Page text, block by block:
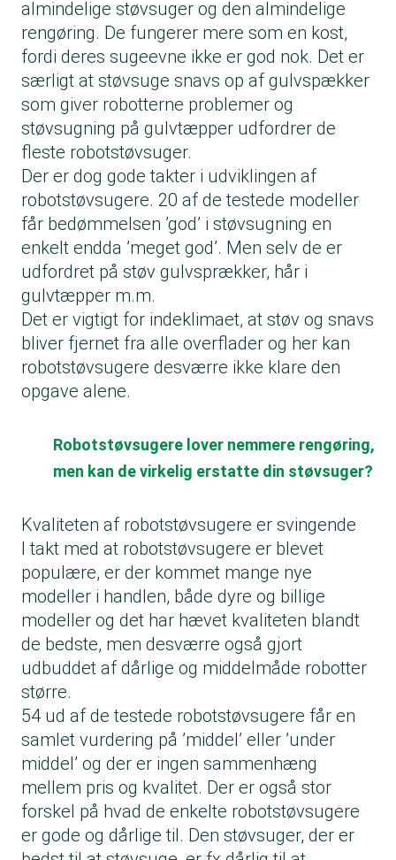
almindelige støvsuger og den almindelige
rengøring. De fungerer mere som en kost,
fordi deres sugeevne ikke er god nok. Det er
særligt at støvsuge snavs op af gulvspækker
som giver robotterne problemer og
støvsugning på gulvtæpper udfordrer de
fleste robotstøvsuger.
Der er dog gode takter i udviklingen af
robotstøvsugere. 20 af de testede modeller
får bedømmelsen ’god’ i støvsugning en
enkelt endda ’meget god’. Men selv de er
udfordret på støv gulvsprækker, hår i
gulvtæpper m.m.
Det er vigtigt for indeklimaet, at støv og snavs
bliver fjernet fra alle overflader og her kan
robotstøvsugere desværre ikke klare den
opgave alene.
Robotstøvsugere lover nemmere rengøring,
men kan de virkelig erstatte din støvsuger?
Kvaliteten af robotstøvsugere er svingende
I takt med at robotstøvsugere er blevet
populære, er der kommet mange nye
modeller i handlen, både dyre og billige
modeller og det har hævet kvaliteten blandt
de bedste, men desværre også gjort
udbuddet af dårlige og middelmåde robotter
større.
54 ud af de testede robotstøvsugere får en
samlet vurdering på ’middel’ eller ’under
middel’ og der er ingen sammenhæng
mellem pris og kvalitet. Der er også stor
forskel på hvad de enkelte robotstøvsugere
er gode og dårlige til. Den støvsuger, der er